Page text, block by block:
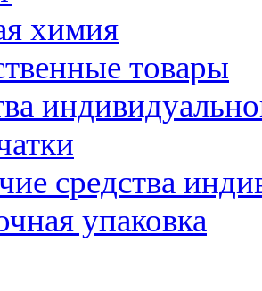
химия
товары
средства
упаковка